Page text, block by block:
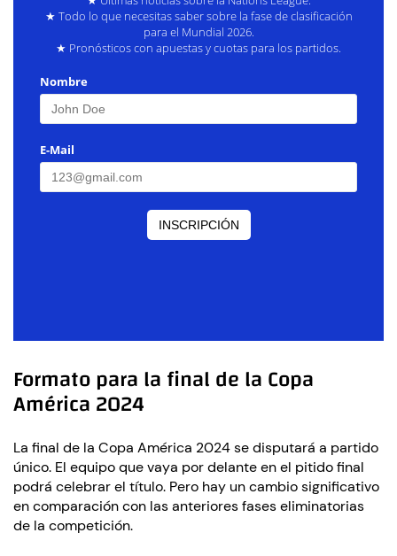
Formato para la final de la Copa
América 2024
La final de la Copa América 2024 se disputará a partido
único. El equipo que vaya por delante en el pitido final
podrá celebrar el título. Pero hay un cambio significativo
en comparación con las anteriores fases eliminatorias
de la competición.